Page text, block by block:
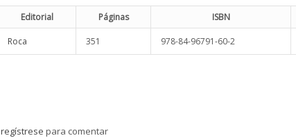
Editorial Páginas ISBN
Roca 351 978-84-96791-60-2
regístrese para comentar